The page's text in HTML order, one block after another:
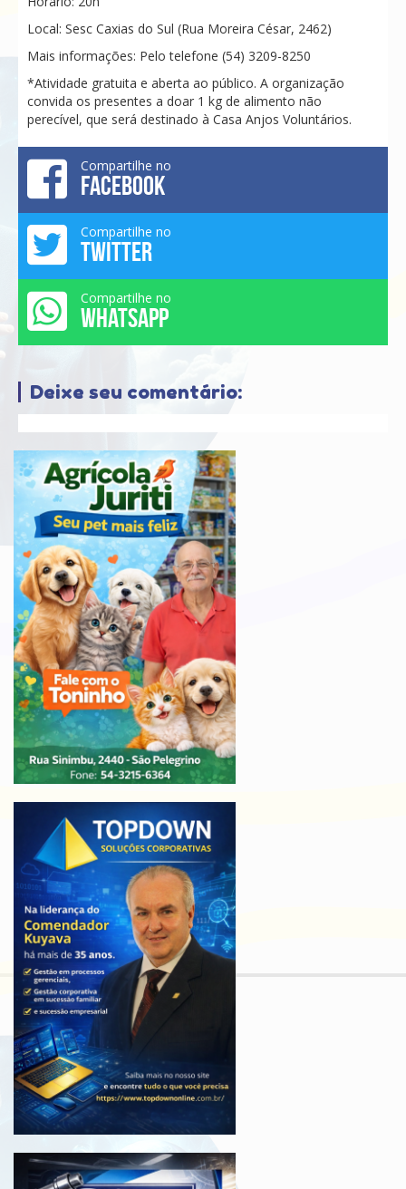
Local: Sesc Caxias do Sul (Rua Moreira César, 2462)
Mais informações: Pelo telefone (54) 3209-8250
*Atividade gratuita e aberta ao público. A organização
convida os presentes a doar 1 kg de alimento não
perecível, que será destinado à Casa Anjos Voluntários.
Compartilhe no
FACEBOOK
Compartilhe no
TWITTER
Compartilhe no
WHATSAPP
Deixe seu comentário: